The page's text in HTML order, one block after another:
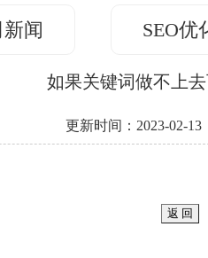
闻 SEO优
如果关键词做不上
更新时间：2023-02-